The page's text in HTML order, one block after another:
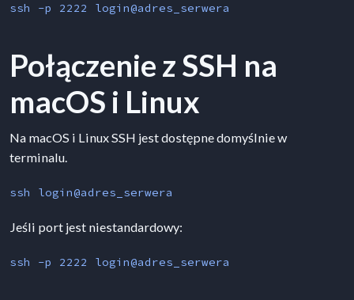
ssh -p 2222 login@adres_serwera
Połączenie z SSH na
macOS i Linux
Na macOS i Linux SSH jest dostępne domyślnie w
terminalu.
ssh login@adres_serwera
Jeśli port jest niestandardowy:
ssh -p 2222 login@adres_serwera